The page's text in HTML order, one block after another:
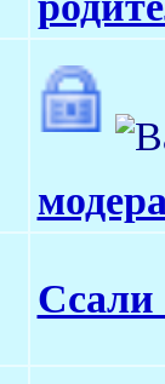
Ссали